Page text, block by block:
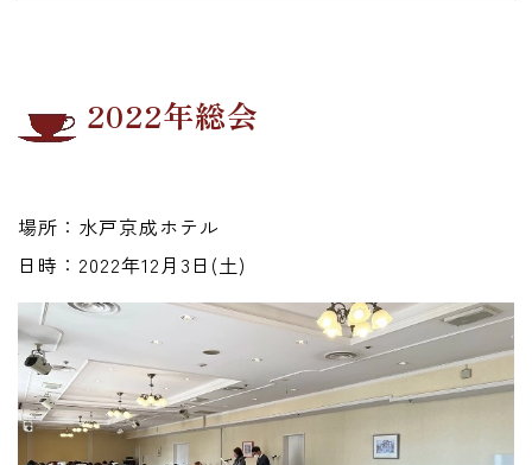
2022年総会
場所：水戸京成ホテル
日時：2022年12月3日(土)